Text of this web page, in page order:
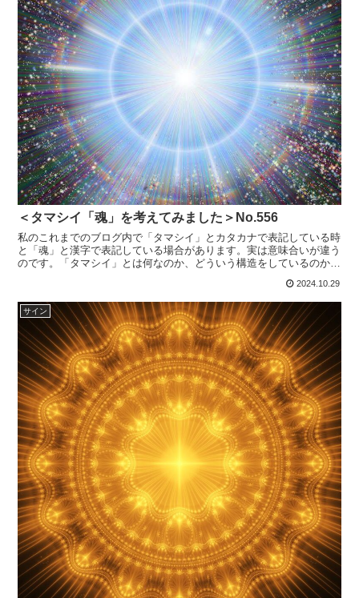
＜タマシイ「魂」を考えてみました＞No.556
私のこれまでのブログ内で「タマシイ」とカタカナで表記している時
と「魂」と漢字で表記している場合があります。実は意味合いが違う
のです。「タマシイ」とは何なのか、どういう構造をしているのか、
2024.10.29
サイン